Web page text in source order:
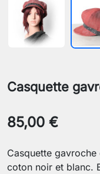
Casquette
85,00 €
Casquette
coton noir et blanc.